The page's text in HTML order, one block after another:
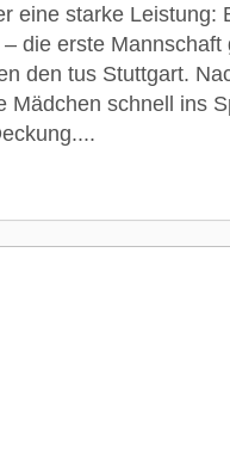
eine starke Leistung:
die erste Mannschaft
den tus Stuttgart.
Mädchen schnell ins